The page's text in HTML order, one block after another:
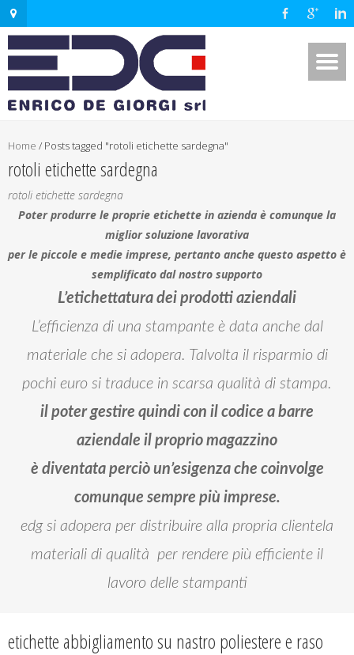
Home / Posts tagged "rotoli etichette sardegna"
rotoli etichette sardegna
rotoli etichette sardegna
Poter produrre le proprie etichette in azienda è comunque la
miglior soluzione lavorativa
per le piccole e medie imprese, pertanto anche questo aspetto è
semplificato dal nostro supporto
L’etichettatura dei prodotti aziendali
L’efficienza di una stampante è data anche dal
materiale che si adopera. Talvolta il risparmio di
pochi euro si traduce in scarsa qualità di stampa.
il poter gestire quindi con il codice a barre
aziendale il proprio magazzino
è diventata perciò un’esigenza che coinvolge
comunque sempre più imprese.
edg si adopera per distribuire alla propria clientela
materiali di qualità per rendere più efficiente il
lavoro delle stampanti
etichette abbigliamento su nastro poliestere e raso